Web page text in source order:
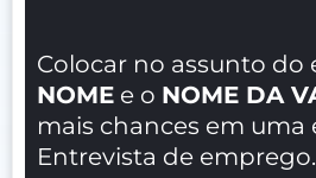
Colocar no assunto do
NOME e o NOME DA
mais chances em uma
Entrevista de emprego.